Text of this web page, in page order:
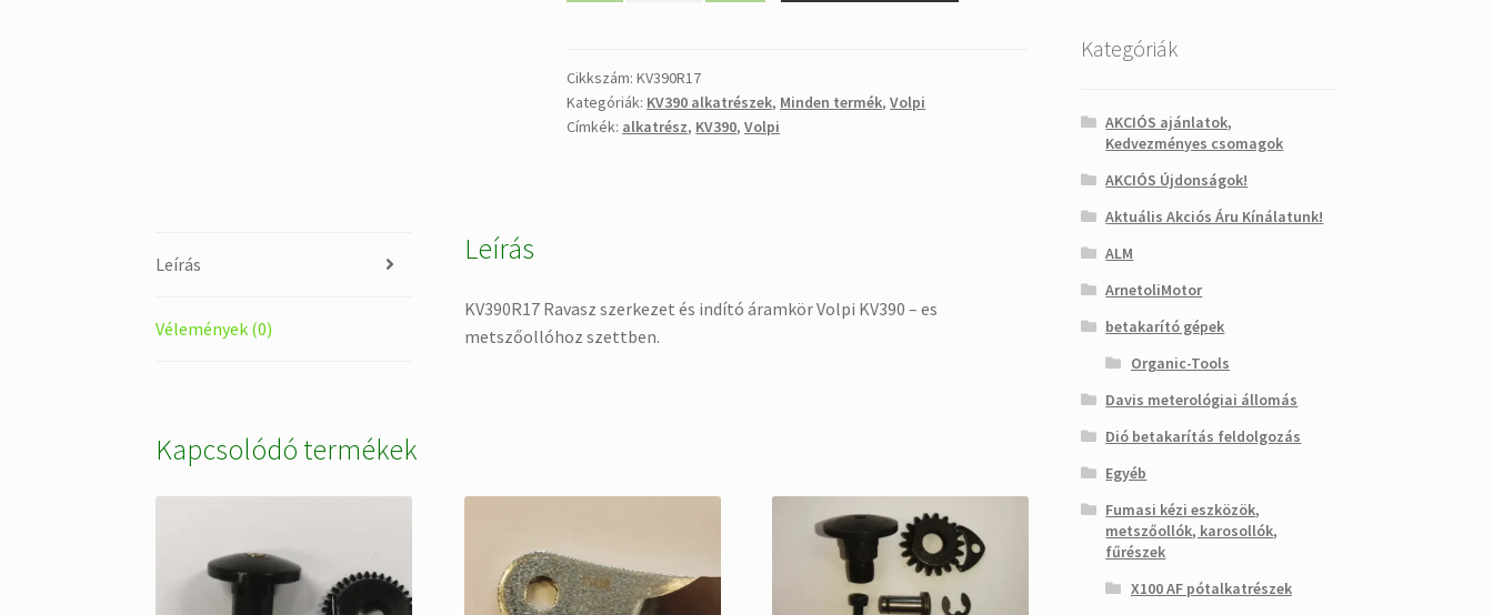
indító
áramkör
Volpi
mennyiség
Cikkszám:KV390R17
Kategóriák: KV390 alkatrészek, Minden termék,Volpi
Címkék: alkatrész, KV390,Volpi
Leírás
Vélemények (0)
Leírás
KV390R17 Ravasz szerkezet és indító áramkör Volpi KV390 – es
metszőollóhoz szettben.
Kapcsolódó termékek
Kategóriák
AKCIÓS ajánlatok,
Kedvezményes csomagok
AKCIÓS Újdonságok!
Aktuális Akciós Áru Kínálatunk!
ALM
ArnetoliMotor
betakarító gépek
Organic-Tools
Davis meterológiai állomás
Dió betakarítás feldolgozás
Egyéb
Fumasi kézi eszközök,
metszőollók, karosollók,
fűrészek
X100 AF pótalkatrészek